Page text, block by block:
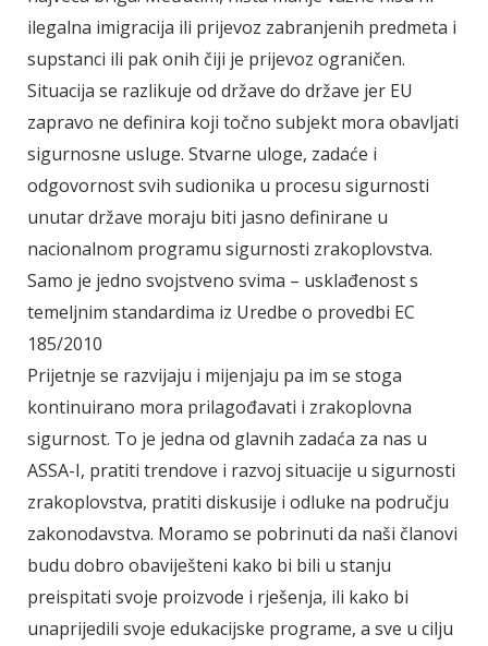
ilegalna imigracija ili prijevoz zabranjenih predmeta i
supstanci ili pak onih čiji je prijevoz ograničen.
Situacija se razlikuje od države do države jer EU
zapravo ne definira koji točno subjekt mora obavljati
sigurnosne usluge. Stvarne uloge, zadaće i
odgovornost svih sudionika u procesu sigurnosti
unutar države moraju biti jasno definirane u
nacionalnom programu sigurnosti zrakoplovstva.
Samo je jedno svojstveno svima – usklađenost s
temeljnim standardima iz Uredbe o provedbi EC
185/2010
Prijetnje se razvijaju i mijenjaju pa im se stoga
kontinuirano mora prilagođavati i zrakoplovna
sigurnost. To je jedna od glavnih zadaća za nas u
ASSA-I, pratiti trendove i razvoj situacije u sigurnosti
zrakoplovstva, pratiti diskusije i odluke na području
zakonodavstva. Moramo se pobrinuti da naši članovi
budu dobro obaviješteni kako bi bili u stanju
preispitati svoje proizvode i rješenja, ili kako bi
unaprijedili svoje edukacijske programe, a sve u cilju